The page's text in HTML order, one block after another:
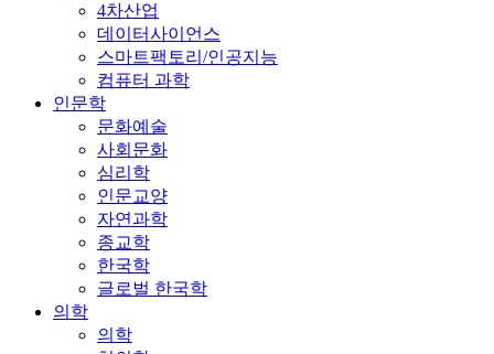
4차산업
데이터사이언스
스마트팩토리/인공지능
컴퓨터 과학
인문학
문화예술
사회문화
심리학
인문교양
자연과학
종교학
한국학
글로벌 한국학
의학
의학